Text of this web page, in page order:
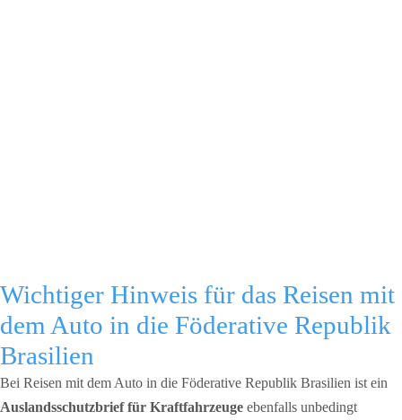
Wichtiger Hinweis für das Reisen mit
dem Auto in die Föderative Republik
Brasilien
Bei Reisen mit dem Auto in die Föderative Republik Brasilien ist ein
Auslandsschutzbrief für Kraftfahrzeuge ebenfalls unbedingt